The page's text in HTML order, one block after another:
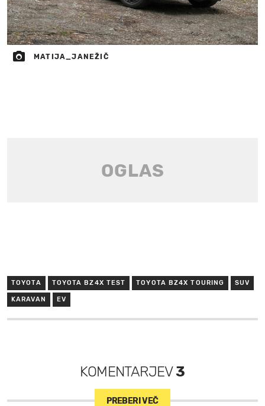
MATIJA_JANEŽIČ
TOYOTA TOYOTA BZ4X TEST TOYOTA BZ4X TOURING SUV
KARAVAN EV
KOMENTARJEV3
PREBERI VEČ